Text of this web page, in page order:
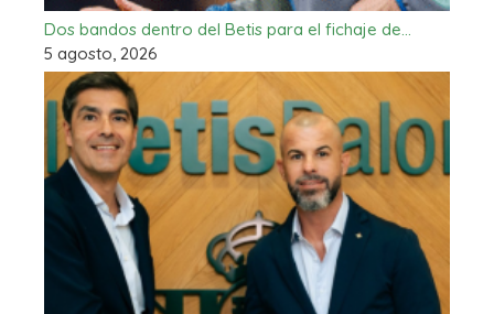
Dos bandos dentro del Betis para el fichaje de…
5 agosto, 2026